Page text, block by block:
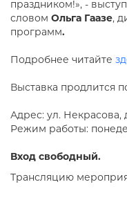
праздником!», -
словом Ольга Гаазе,
программ.
Подробнее читайте
Выставка продлится
Адрес: ул. Некрасова,
Режим работы:
Вход свободный.
Трансляцию